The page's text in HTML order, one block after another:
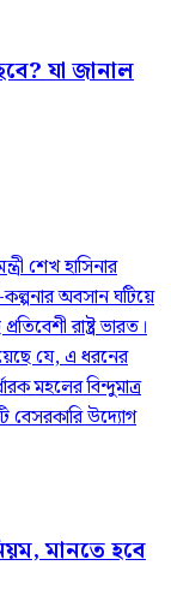
যা জানাল
শেখ হাসিনার
কল্পনার অবসান ঘটিয়ে
রাষ্ট্র ভারত।
যে, এ ধরনের
মহলের বিন্দুমাত্র
বেসরকারি উদ্যোগ
মানতে হবে